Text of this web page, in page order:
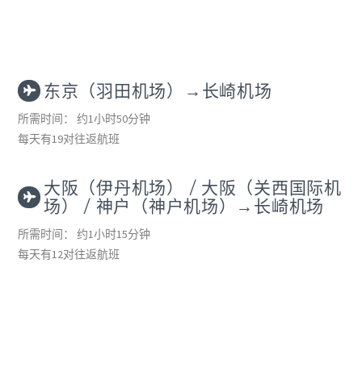
东京（羽田机场）→长崎机场
所需时间： 约1小时50分钟
每天有19对往返航班
大阪（伊丹机场） / 大阪（关西国际机
场） / 神户（神户机场）→长崎机场
所需时间： 约1小时15分钟
每天有12对往返航班